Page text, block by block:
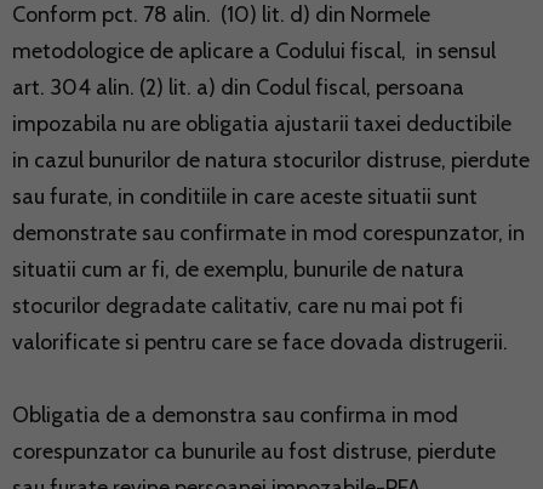
Conform pct. 78 alin. (10) lit. d) din Normele
metodologice de aplicare a Codului fiscal, in sensul
art. 304 alin. (2) lit. a) din Codul fiscal, persoana
impozabila nu are obligatia ajustarii taxei deductibile
in cazul bunurilor de natura stocurilor distruse, pierdute
sau furate, in conditiile in care aceste situatii sunt
demonstrate sau confirmate in mod corespunzator, in
situatii cum ar fi, de exemplu, bunurile de natura
stocurilor degradate calitativ, care nu mai pot fi
valorificate si pentru care se face dovada distrugerii.
Obligatia de a demonstra sau confirma in mod
corespunzator ca bunurile au fost distruse, pierdute